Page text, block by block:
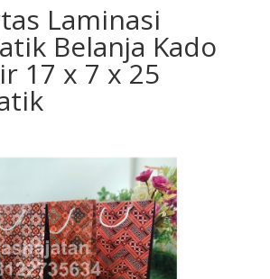
Laminasi
Belanja Kado
17 x 7 x 25